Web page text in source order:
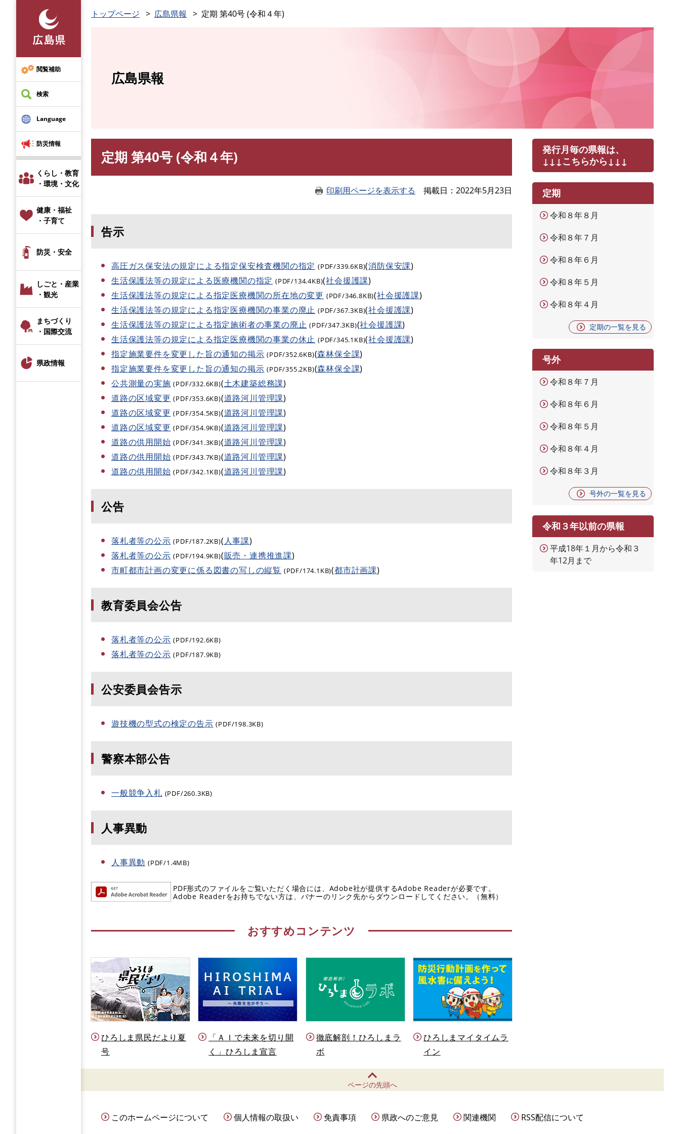
先
頭
で
す
閲覧補助
検索
Language
防災情報
くらし・教育
・環境・文化
健康・福祉
・子育て
防災・安全
しごと・産業
・観光
まちづくり
・国際交流
県政情報
トップページ 広島県報 定期 第40号 (令和４年)
広島県報
定期 第40号 (令和４年)
印刷用ページを表示する 掲載日 2022年5月23日
告示
高圧ガス保安法の規定による指定保安検査機関の指定 (PDF/339.6KB)(消防保安課)
生活保護法等の規定による医療機関の指定 (PDF/134.4KB)(社会援護課)
生活保護法等の規定による指定医療機関の所在地の変更 (PDF/346.8KB)(社会援護課)
生活保護法等の規定による指定医療機関の事業の廃止 (PDF/367.3KB)(社会援護課)
生活保護法等の規定による指定施術者の事業の廃止 (PDF/347.3KB)(社会援護課)
生活保護法等の規定による指定医療機関の事業の休止 (PDF/345.1KB)(社会援護課)
指定施業要件を変更した旨の通知の掲示 (PDF/352.6KB)(森林保全課)
指定施業要件を変更した旨の通知の掲示 (PDF/355.2KB)(森林保全課)
公共測量の実施 (PDF/332.6KB)(土木建築総務課)
道路の区域変更 (PDF/353.6KB)(道路河川管理課)
道路の区域変更 (PDF/354.5KB)(道路河川管理課)
道路の区域変更 (PDF/354.9KB)(道路河川管理課)
道路の供用開始 (PDF/341.3KB)(道路河川管理課)
道路の供用開始 (PDF/343.7KB)(道路河川管理課)
道路の供用開始 (PDF/342.1KB)(道路河川管理課)
公告
落札者等の公示 (PDF/187.2KB)(人事課)
落札者等の公示 (PDF/194.9KB)(販売・連携推進課)
市町都市計画の変更に係る図書の写しの縦覧 (PDF/174.1KB)(都市計画課)
教育委員会公告
落札者等の公示 (PDF/192.6KB)
落札者等の公示 (PDF/187.9KB)
公安委員会告示
遊技機の型式の検定の告示 (PDF/198.3KB)
警察本部公告
一般競争入札 (PDF/260.3KB)
人事異動
人事異動 (PDF/1.4MB)
PDF形式のファイルをご覧いただく場合には、Adobe社が提供するAdobe Readerが必要です。
Adobe Readerをお持ちでない方は、バナーのリンク先からダウンロードしてください。（無料）
おすすめコンテンツ
ひろしま県民だより夏
号
「ＡＩで未来を切り開
く」ひろしま宣言
徹底解剖！ひろしまラ
ボ
ひろしまマイタイムラ
イン
発行月毎の県報は、
↓↓↓こちらから↓↓↓
定期
令和８年８月
令和８年７月
令和８年６月
令和８年５月
令和８年４月
定期の一覧を見る
号外
令和８年７月
令和８年６月
令和８年５月
令和８年４月
令和８年３月
号外の一覧を見る
令和３年以前の県報
平成18年１月から令和３
年12月まで
ページの先頭へ
このホームページについて 個人情報の取扱い 免責事項 県政へのご意見 関連機関 RSS配信について